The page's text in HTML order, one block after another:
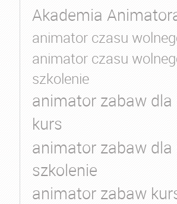
Akademia
animator czasu
animator czasu
szkolenie
animator zabaw dla
kurs
animator zabaw dla
szkolenie
animator zabaw